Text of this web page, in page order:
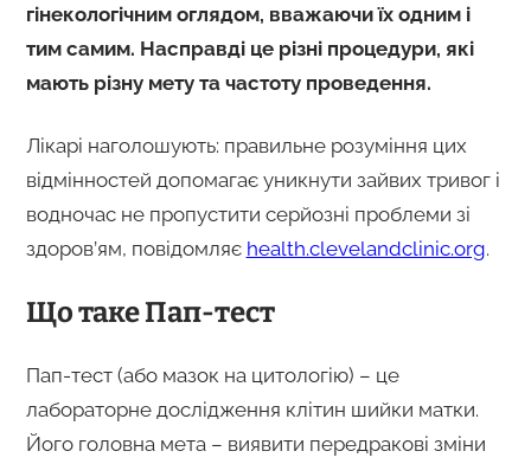
гінекологічним оглядом, вважаючи їх одним і
тим самим. Насправді це різні процедури, які
мають різну мету та частоту проведення.
Лікарі наголошують: правильне розуміння цих
відмінностей допомагає уникнути зайвих тривог і
водночас не пропустити серйозні проблеми зі
здоров’ям, повідомляє health.clevelandclinic.org.
Що таке Пап-тест
Пап-тест (або мазок на цитологію) – це
лабораторне дослідження клітин шийки матки.
Його головна мета – виявити передракові зміни